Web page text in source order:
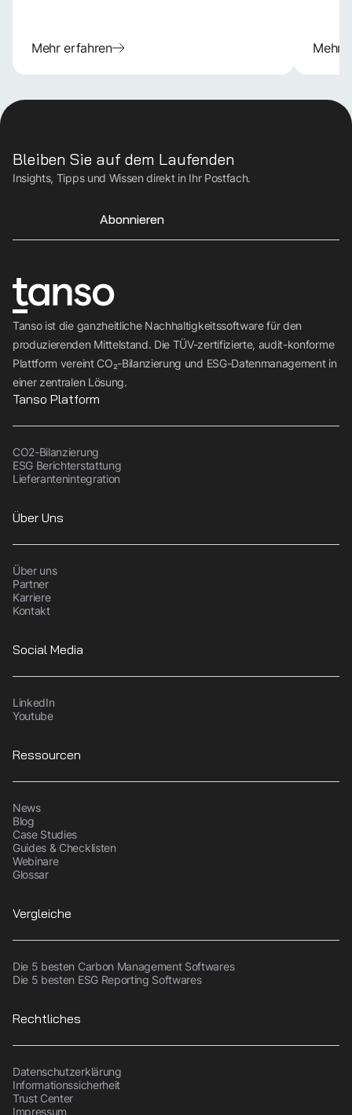
Mehr erfahren Mehr
Tanso ist die ganzheitliche Nachhaltigkeitssoftware für den
produzierenden Mittelstand. Die TÜV-zertifizierte, audit-konforme
Plattform vereint CO₂-Bilanzierung und ESG-Datenmanagement in
einer zentralen Lösung.
Bleiben Sie auf dem Laufenden
Insights, Tipps und Wissen direkt in Ihr Postfach.
Abonnieren
Tanso Platform
CO2-Bilanzierung
ESG Berichterstattung
Lieferantenintegration
Über Uns
Über uns
Partner
Karriere
Kontakt
Social Media
LinkedIn
Youtube
Ressourcen
News
Blog
Case Studies
Guides & Checklisten
Webinare
Glossar
Vergleiche
Die 5 besten Carbon Management Softwares
Die 5 besten ESG Reporting Softwares
Rechtliches
Datenschutzerklärung
Informationssicherheit
Trust Center
Impressum